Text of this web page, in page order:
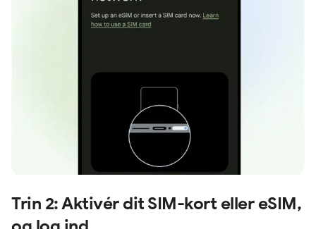
Trin 2: Aktivér dit SIM-kort eller eSIM,